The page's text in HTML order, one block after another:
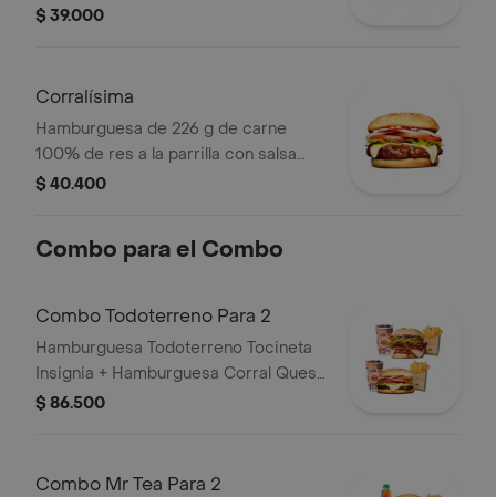
BBQ, tocineta, queso americano,
mostaza en pan papa
$ 39.000
Corralísima
Hamburguesa de 226 g de carne
100% de res a la parrilla con salsa
bbq, queso mozzarella, tomate en
mostaza
$ 40.400
Combo para el Combo
Combo Todoterreno Para 2
Hamburguesa Todoterreno Tocineta
Insignia + Hamburguesa Corral Queso
+ 2 papas grandes + 2 bebidas
$ 86.500
Combo Mr Tea Para 2